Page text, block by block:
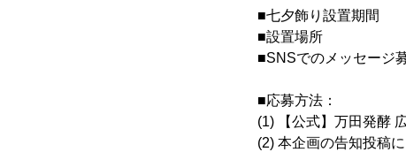
■七夕飾り設置期間
■設置場所 ：広
■SNSでのメッセージ
■応募方法：
(1) 【公式】万田発酵
(2) 本企画の告知投稿